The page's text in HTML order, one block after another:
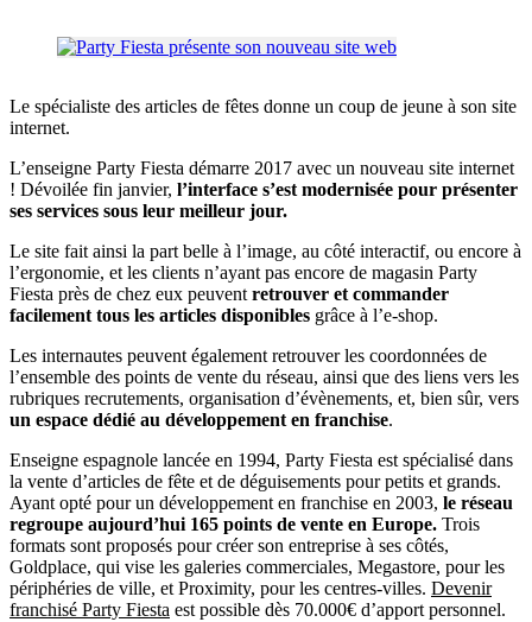
Le spécialiste des articles de fêtes donne un coup de jeune à son site
internet.
L’enseigne Party Fiesta démarre 2017 avec un nouveau site internet
! Dévoilée fin janvier, l’interface s’est modernisée pour présenter
ses services sous leur meilleur jour.
Le site fait ainsi la part belle à l’image, au côté interactif, ou encore à
l’ergonomie, et les clients n’ayant pas encore de magasin Party
Fiesta près de chez eux peuventretrouver et commander
facilement tous les articles disponibles grâce à l’e-shop.
Les internautes peuvent également retrouver les coordonnées de
l’ensemble des points de vente du réseau, ainsi que des liens vers les
rubriques recrutements, organisation d’évènements, et, bien sûr, vers
un espace dédié au développement en franchise.
Enseigne espagnole lancée en 1994, Party Fiesta est spécialisé dans
la vente d’articles de fête et de déguisements pour petits et grands.
Ayant opté pour un développement en franchise en 2003, le réseau
regroupe aujourd’hui 165 points de vente en Europe. Trois
formats sont proposés pour créer son entreprise à ses côtés,
Goldplace, qui vise les galeries commerciales, Megastore, pour les
périphéries de ville, et Proximity, pour les centres-villes. Devenir
franchisé Party Fiesta est possible dès 70.000€ d’apport personnel.